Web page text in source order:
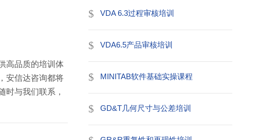
高品质的培训体
安信达咨询都将
时与我们联系，
VDA 6.3过程审核培训
VDA6.5产品审核培训
MINITAB软件基础实操课程
GD&T几何尺寸与公差培训